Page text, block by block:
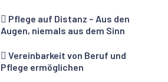
Pflege auf Distanz – Aus den
Augen, niemals aus dem Sinn
Vereinbarkeit von Beruf und
Pflege ermöglichen